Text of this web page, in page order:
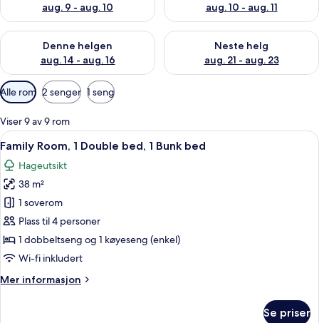
aug. 9 - aug. 10
aug. 10 - aug. 11
Denne helgen
aug. 14 - aug. 16
Sjekk tilgjengelighet for denne helgen, aug. 14 - aug. 16
Neste helg
aug. 21 - aug. 23
Sjekk tilgjengelighet for
Tilgjengelige
filtre
for
rom
Alle rom 2 senger 1 seng
Viser 9 av 9 rom
Åpne
alle
bildene
av
Family
Room,
1
Double
1
Family Room, 1 Double bed, 1 Bunk
13
Family Room, 1 Double bed, 1 Bunk bed
Hageutsikt
38 m²
1 soverom
Plass til 4 personer
1 dobbeltseng og 1 køyeseng (enkel)
Wi-fi inkludert
Mer informasjon
Mer
Se priser